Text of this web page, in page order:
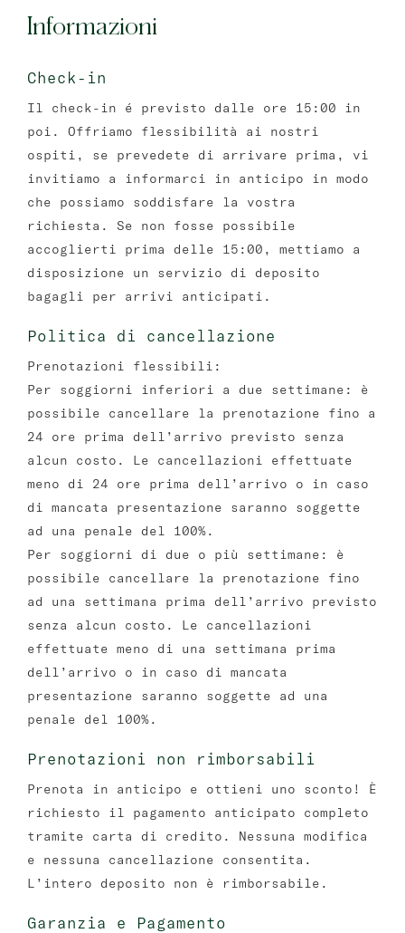
Informazioni
Check-in
Il check-in é previsto dalle ore 15:00 in
poi. Offriamo flessibilità ai nostri
ospiti, se prevedete di arrivare prima, vi
invitiamo a informarci in anticipo in modo
che possiamo soddisfare la vostra
richiesta. Se non fosse possibile
accoglierti prima delle 15:00, mettiamo a
disposizione un servizio di deposito
bagagli per arrivi anticipati.
Politica di cancellazione
Prenotazioni flessibili:
Per soggiorni inferiori a due settimane: è
possibile cancellare la prenotazione fino a
24 ore prima dell’arrivo previsto senza
alcun costo. Le cancellazioni effettuate
meno di 24 ore prima dell’arrivo o in caso
di mancata presentazione saranno soggette
ad una penale del 100%.
Per soggiorni di due o più settimane: è
possibile cancellare la prenotazione fino
ad una settimana prima dell’arrivo previsto
senza alcun costo. Le cancellazioni
effettuate meno di una settimana prima
dell’arrivo o in caso di mancata
presentazione saranno soggette ad una
penale del 100%.
Prenotazioni non rimborsabili
Prenota in anticipo e ottieni uno sconto! È
richiesto il pagamento anticipato completo
tramite carta di credito. Nessuna modifica
e nessuna cancellazione consentita.
L’intero deposito non è rimborsabile.
Garanzia e Pagamento